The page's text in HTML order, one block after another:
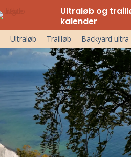
Ultraløb og
kalender
Ultraløb Trailløb Backyard ultra